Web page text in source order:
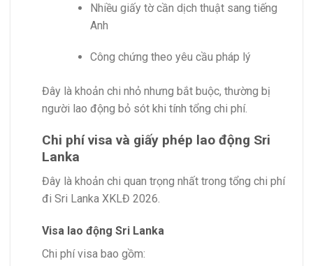
Nhiều giấy tờ cần dịch thuật sang tiếng
Anh
Công chứng theo yêu cầu pháp lý
Đây là khoản chi nhỏ nhưng bắt buộc, thường bị
người lao động bỏ sót khi tính tổng chi phí.
Chi phí visa và giấy phép lao động Sri
Lanka
Đây là khoản chi quan trọng nhất trong tổng chi phí
đi Sri Lanka XKLĐ 2026.
Visa lao động Sri Lanka
Chi phí visa bao gồm: